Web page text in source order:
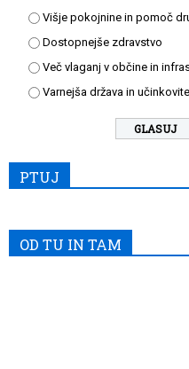
Višje pokojnine in pomoč
Dostopnejše zdravstvo
Več vlaganj v občine in
Varnejša država in
PTUJ
OD TU IN TAM